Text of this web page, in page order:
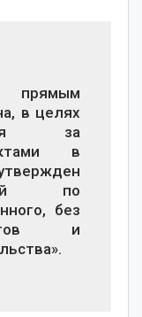
в целях
за
в
по
без
и